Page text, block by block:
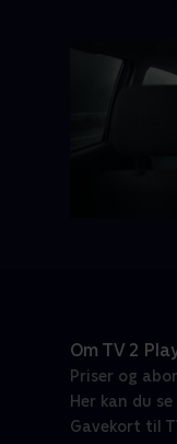
Om TV 2
Priser og
Her kan du se
Gavekort til